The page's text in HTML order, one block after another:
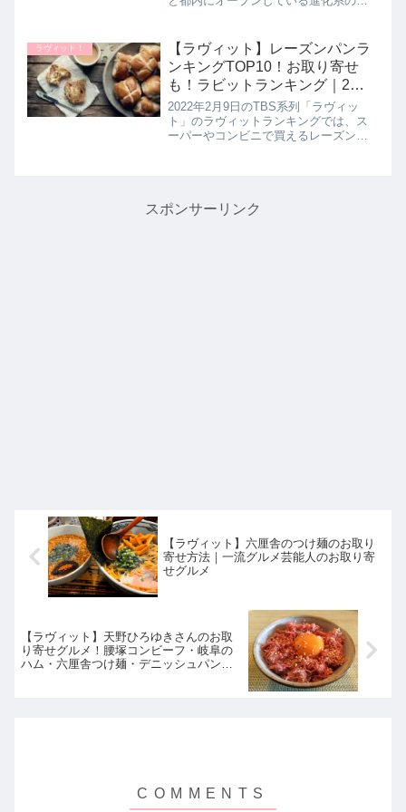
ざましテレビ記事一覧はこちら進化系
回転寿司チェーン店のおすし...
ラヴィット！
【ラヴィット】レーズンパンラ
ンキングTOP10！お取り寄せ
も！ラビットランキング｜2月9
日
2022年2月9日のTBS系列「ラヴィッ
ト」のラヴィットランキングでは、ス
ーパーやコンビニで買えるレーズンパ
スポンサーリンク
【ラヴィット】六厘舎のつけ麺のお取り
寄せ方法｜一流グルメ芸能人のお取り寄
せグルメ
【ラヴィット】天野ひろゆきさんのお取
り寄せグルメ！腰塚コンビーフ・岐阜の
ハム・六厘舎つけ麺・デニッシュパン｜